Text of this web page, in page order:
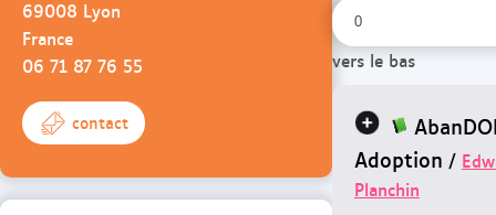
vers le bas
Adoption /
Planchin
69008 Lyon
France
06 71 87 76 55
contact